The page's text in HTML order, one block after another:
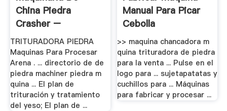
China Piedra
Crasher –
Trituradora .
TRITURADORA PIEDRA
Maquinas Para Procesar
Arena . ... directorio de de
piedra machiner piedra m
quina ... El plan de
trituración y tratamiento
del yeso; El plan de ...
Manual Para Picar
Cebolla
>> maquina chancadora m
quina trituradora de piedra
para la venta ... Pulse en el
logo para ... sujetapatatas y
cuchillos para ... Máquinas
para fabricar y procesar ...